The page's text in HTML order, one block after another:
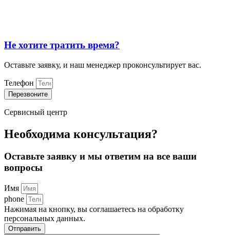
Не хотите тратить время?
Оставьте заявку, и наш менеджер проконсультирует вас.
Телефон
Перезвоните
Сервисный центр
Необходима консультация?
Оставьте заявку и мы ответим на все ваши
вопросы
Имя
phone
Нажимая на кнопку, вы соглашаетесь на обработку
персональных данных.
Отправить